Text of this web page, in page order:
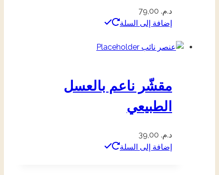
د.م.
إضافة إلى السلة
مقشّر ناعم بالعسل
الطبيعي
د.م.
إضافة إلى السلة